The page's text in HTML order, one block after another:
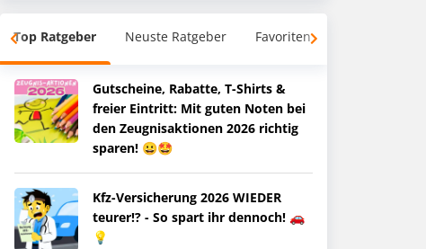
Top Ratgeber Neuste Ratgeber Favoriten
Gutscheine, Rabatte, T-Shirts &
freier Eintritt: Mit guten Noten bei
den Zeugnisaktionen 2026 richtig
sparen! 😀🤩
Kfz-Versicherung 2026 WIEDER
teurer!? - So spart ihr dennoch! 🚗
💡